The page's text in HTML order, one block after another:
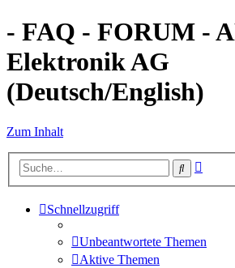
- FAQ - FORUM -
Elektronik AG
(Deutsch/English)
Zum Inhalt
Suche
Schnellzugriff
Unbeantwortete Themen
Aktive Themen